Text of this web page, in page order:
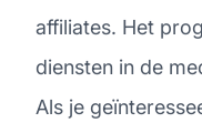
affiliates. Het
diensten in de
Als je